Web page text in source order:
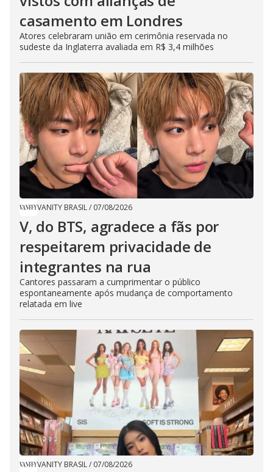
casamento em Londres
Atores celebraram união em cerimônia reservada no
sudeste da Inglaterra avaliada em R$ 3,4 milhões
VANITY BRASIL/ 07/08/2026
V, do BTS, agradece a fãs por
respeitarem privacidade de
integrantes na rua
Cantores passaram a cumprimentar o público
espontaneamente após mudança de comportamento
relatada em live
VANITY BRASIL/ 07/08/2026